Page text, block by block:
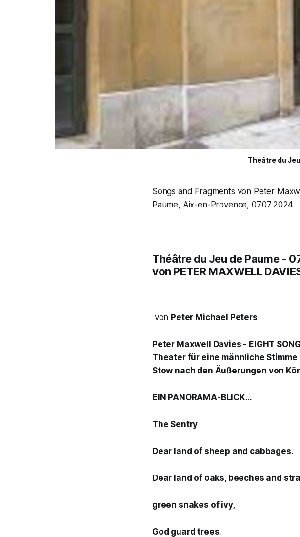
Théâtre du
Songs and Fragments von Peter
Paume, Aix-en-Provence, 07.07.2024.
Théâtre du Jeu de Paume -
von PETER MAXWELL
von Peter Michael Peters
Peter Maxwell Davies - EIGHT
Theater für eine männliche
Stow nach den Äußerungen von
EIN PANORAMA-BLICK…
The Sentry
Dear land of sheep and cabbages.
Dear land of oaks, beeches and
green snakes of ivy,
God guard trees.